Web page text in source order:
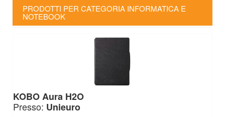
PRODOTTI PER CATEGORIA INFORMATICA E
NOTEBOOK
KOBOAura H2O
Presso: Unieuro